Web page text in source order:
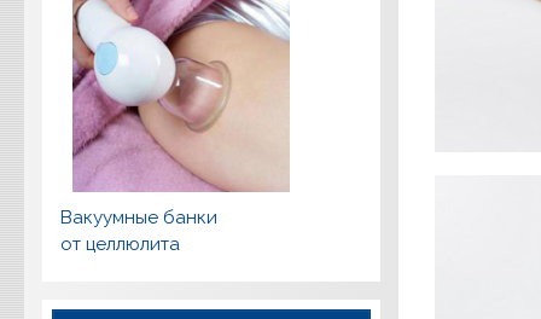
Вакуумные банки
от целлюлита